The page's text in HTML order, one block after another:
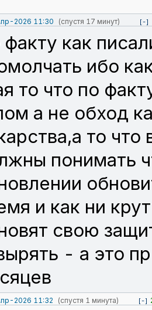
2026 11:30 (спустя 17 минут) [-]
как
ибо
то что по
а не обход
то
понимать
и как ни
свою
- а это
2026 11:32 (спустя 1 минута) [-]